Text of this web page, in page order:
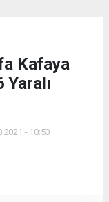
Kafaya
Yaralı
- 10:50